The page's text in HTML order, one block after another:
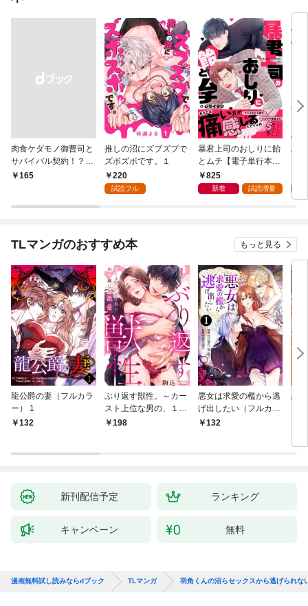
肉食ケダモノ御曹司と
サバイバル契約！？～
無人島でカラダごと溶
￥165
推しの沼にズブズブで
ズボズボです。１
220
試読フル
暴君上司のおしりに飴
とムチ【電子単行本版
／限定特典まんが付
き】
825
新着 試読増量
ふ
TLマンガのおすすめ本 もっと見る
龍公爵の妻（フルカラ
ー） 1
132
ぶり返す獣性。～カー
スト上位な男の、１０
年越しの激愛１
198
悪女は求愛の檻から逃
げ出したい（フルカラ
ー） 1
132
恋
新刊配信予定 ランキング
キャンペーン 無料
漫画無料試し読みならdブック TLマンガ 羽角くんの沼らセックスから逃げられな